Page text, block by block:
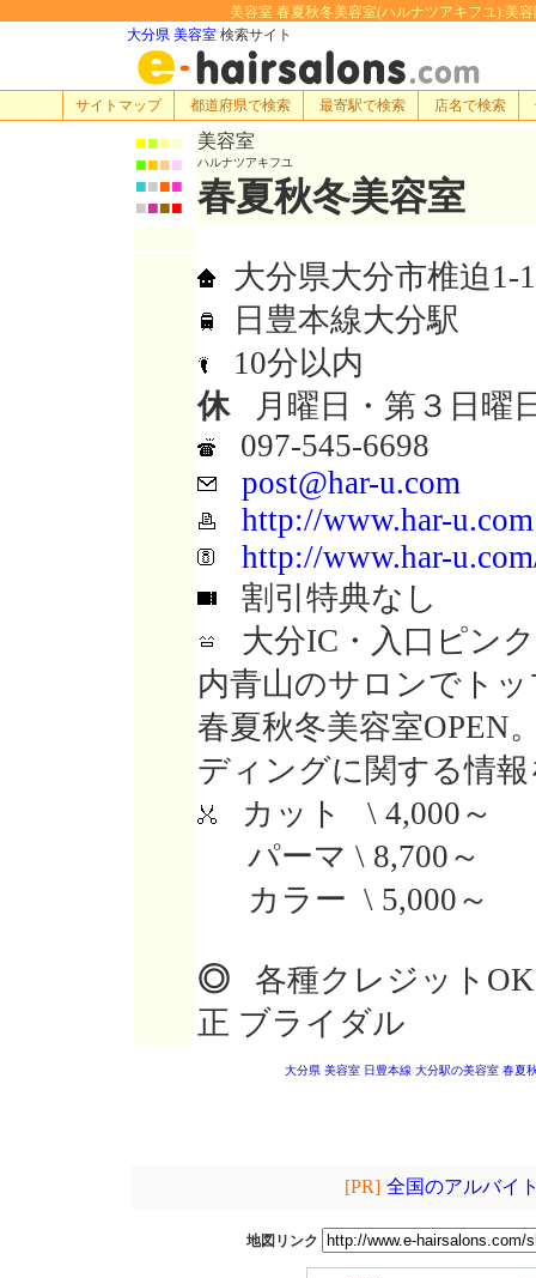
美容室 春夏秋冬美容室(ハルナツアキフユ):美
大分県 美容室 検索サイト
サイトマップ 都道府県で検索 最寄駅で検索 店名で検索
■■■■
■■■■
■■■■
■■■■
美容室
ハルナツアキフユ
春夏秋冬美容室
大分県大分市椎迫1-1
日豊本線大分駅
10分以内
休月曜日・第３日曜
097-545-6698
post@har-u.com
http://www.har-u.com
http://www.har-
割引特典なし
大分IC・入口ピン
内青山のサロンでト
春夏秋冬美容室OPEN
ディングに関する情
カット \ 4,000～
パーマ \ 8,700～
カラー \ 5,000～
◎ 各種クレジット
正 ブライダル
大分県 美容室 日豊本線 大分駅の美容室 春夏
[PR] 全国のアルバイ
地図リンク